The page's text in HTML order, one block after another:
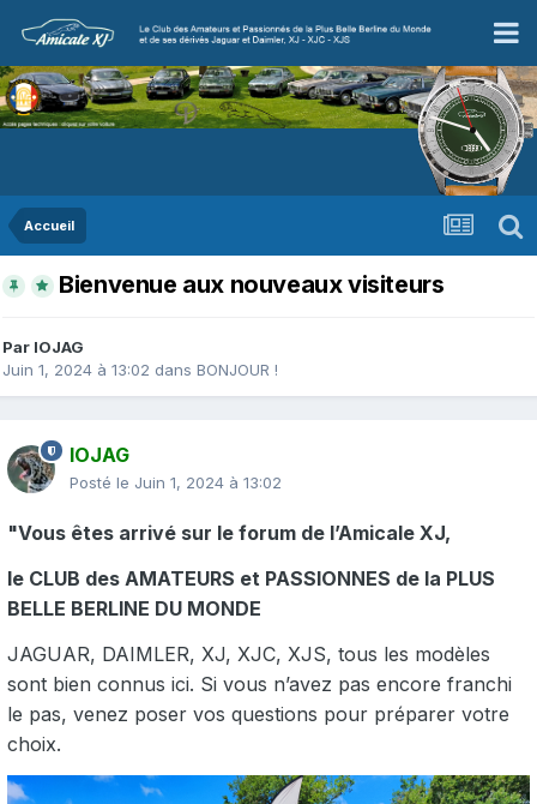
Accueil
Bienvenue aux nouveaux visiteurs
Par IOJAG
Juin 1, 2024 à 13:02 dans BONJOUR !
IOJAG
Posté le Juin 1, 2024 à 13:02
"Vous êtes arrivé sur le forum de l’Amicale XJ,
le CLUB des AMATEURS et PASSIONNES de la PLUS
BELLE BERLINE DU MONDE
JAGUAR, DAIMLER, XJ, XJC, XJS, tous les modèles
sont bien connus ici. Si vous n’avez pas encore franchi
le pas, venez poser vos questions pour préparer votre
choix.